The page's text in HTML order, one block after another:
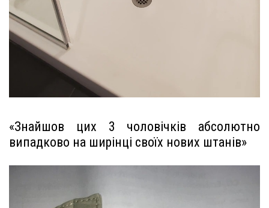
«Знайшов цих 3 чоловічків абсолютно
випадково на ширінці своїх нових штанів»